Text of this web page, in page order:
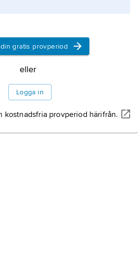
gratis provperiod
eller
Logga in
kostnadsfria provperiod härifrån.